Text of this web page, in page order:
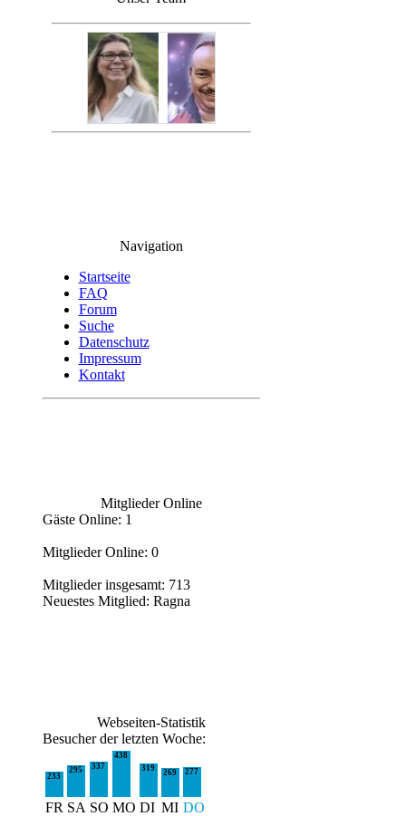
Navigation
Startseite
FAQ
Forum
Suche
Datenschutz
Impressum
Kontakt
Mitglieder Online
Gäste Online: 1
Mitglieder Online: 0
Mitglieder insgesamt: 713
Neuestes Mitglied: Ragna
Webseiten-Statistik
Besucher der letzten Woche:
233
295 337
438
319
269 277
FR SA SO MO DI MI DO